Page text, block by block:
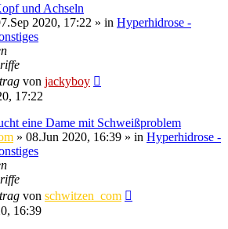
und Achseln
2020, 17:22 » in Hyperhidrose -
von jackyboy
17:22
eine Dame mit Schweißproblem
» 08.Jun 2020, 16:39 » in Hyperhidrose -
von schwitzen_com
16:39